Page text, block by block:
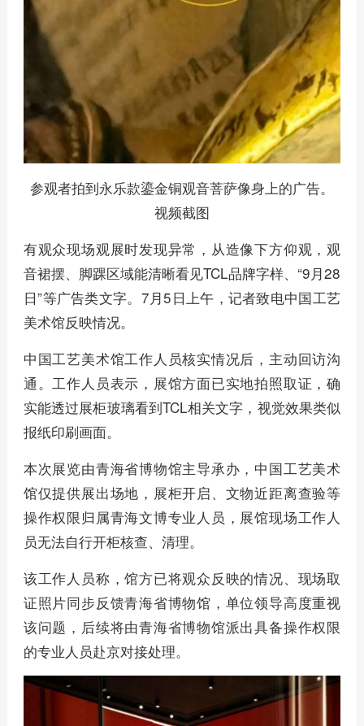
参观者拍到永乐款鎏金铜观音菩萨像身上的广告。
视频截图
有观众现场观展时发现异常，从造像下方仰观，观
音裙摆、脚踝区域能清晰看见TCL品牌字样、“9月28
日”等广告类文字。7月5日上午，记者致电中国工艺
美术馆反映情况。
中国工艺美术馆工作人员核实情况后，主动回访沟
通。工作人员表示，展馆方面已实地拍照取证，确
实能透过展柜玻璃看到TCL相关文字，视觉效果类似
报纸印刷画面。
本次展览由青海省博物馆主导承办，中国工艺美术
馆仅提供展出场地，展柜开启、文物近距离查验等
操作权限归属青海文博专业人员，展馆现场工作人
员无法自行开柜核查、清理。
该工作人员称，馆方已将观众反映的情况、现场取
证照片同步反馈青海省博物馆，单位领导高度重视
该问题，后续将由青海省博物馆派出具备操作权限
的专业人员赴京对接处理。